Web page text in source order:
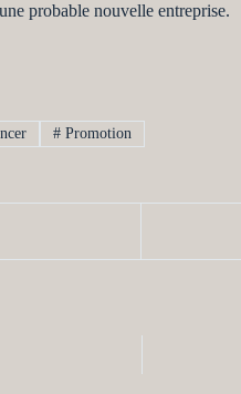
probable nouvelle entreprise.
#Promotion